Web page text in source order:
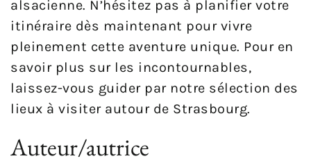
alsacienne. N’hésitez pas à planifier votre
itinéraire dès maintenant pour vivre
pleinement cette aventure unique. Pour en
savoir plus sur les incontournables,
laissez-vous guider par notre sélection des
lieux à visiter autour de Strasbourg.
Auteur/autrice